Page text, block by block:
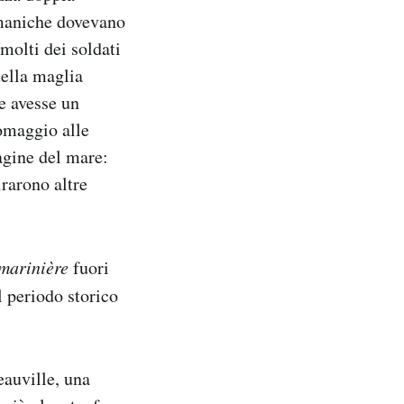
dovevano
dei soldati
maglia
avesse un
alle
del mare:
altre
fuori
periodo storico
una